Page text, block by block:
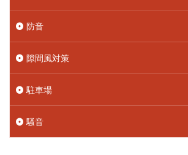
防音
隙間風対策
駐車場
騒音